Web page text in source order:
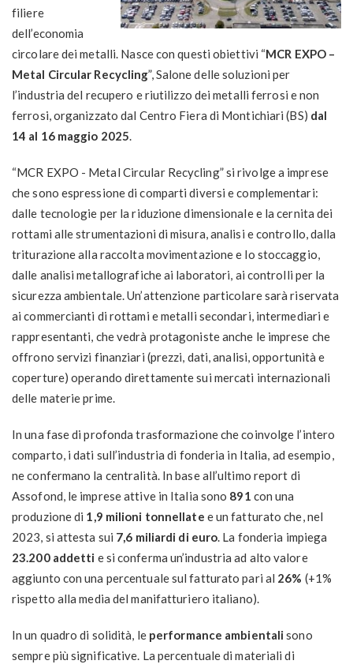
filiere
dell’economia
circolare dei metalli. Nasce con questi obiettivi “MCR EXPO –
Metal Circular Recycling”, Salone delle soluzioni per
l’industria del recupero e riutilizzo dei metalli ferrosi e non
ferrosi, organizzato dal Centro Fiera di Montichiari (BS) dal
14 al 16 maggio 2025.
“MCR EXPO - Metal Circular Recycling” si rivolge a imprese
che sono espressione di comparti diversi e complementari:
dalle tecnologie per la riduzione dimensionale e la cernita dei
rottami alle strumentazioni di misura, analisi e controllo, dalla
triturazione alla raccolta movimentazione e lo stoccaggio,
dalle analisi metallografiche ai laboratori, ai controlli per la
sicurezza ambientale. Un’attenzione particolare sarà riservata
ai commercianti di rottami e metalli secondari, intermediari e
rappresentanti, che vedrà protagoniste anche le imprese che
offrono servizi finanziari (prezzi, dati, analisi, opportunità e
coperture) operando direttamente sui mercati internazionali
delle materie prime.
In una fase di profonda trasformazione che coinvolge l’intero
comparto, i dati sull’industria di fonderia in Italia, ad esempio,
ne confermano la centralità. In base all’ultimo report di
Assofond, le imprese attive in Italia sono 891 con una
produzione di 1,9 milioni tonnellate e un fatturato che, nel
2023, si attesta sui 7,6 miliardi di euro. La fonderia impiega
23.200 addetti e si conferma un’industria ad alto valore
aggiunto con una percentuale sul fatturato pari al 26% (+1%
rispetto alla media del manifatturiero italiano).
In un quadro di solidità, le performance ambientali sono
sempre più significative. La percentuale di materiali di